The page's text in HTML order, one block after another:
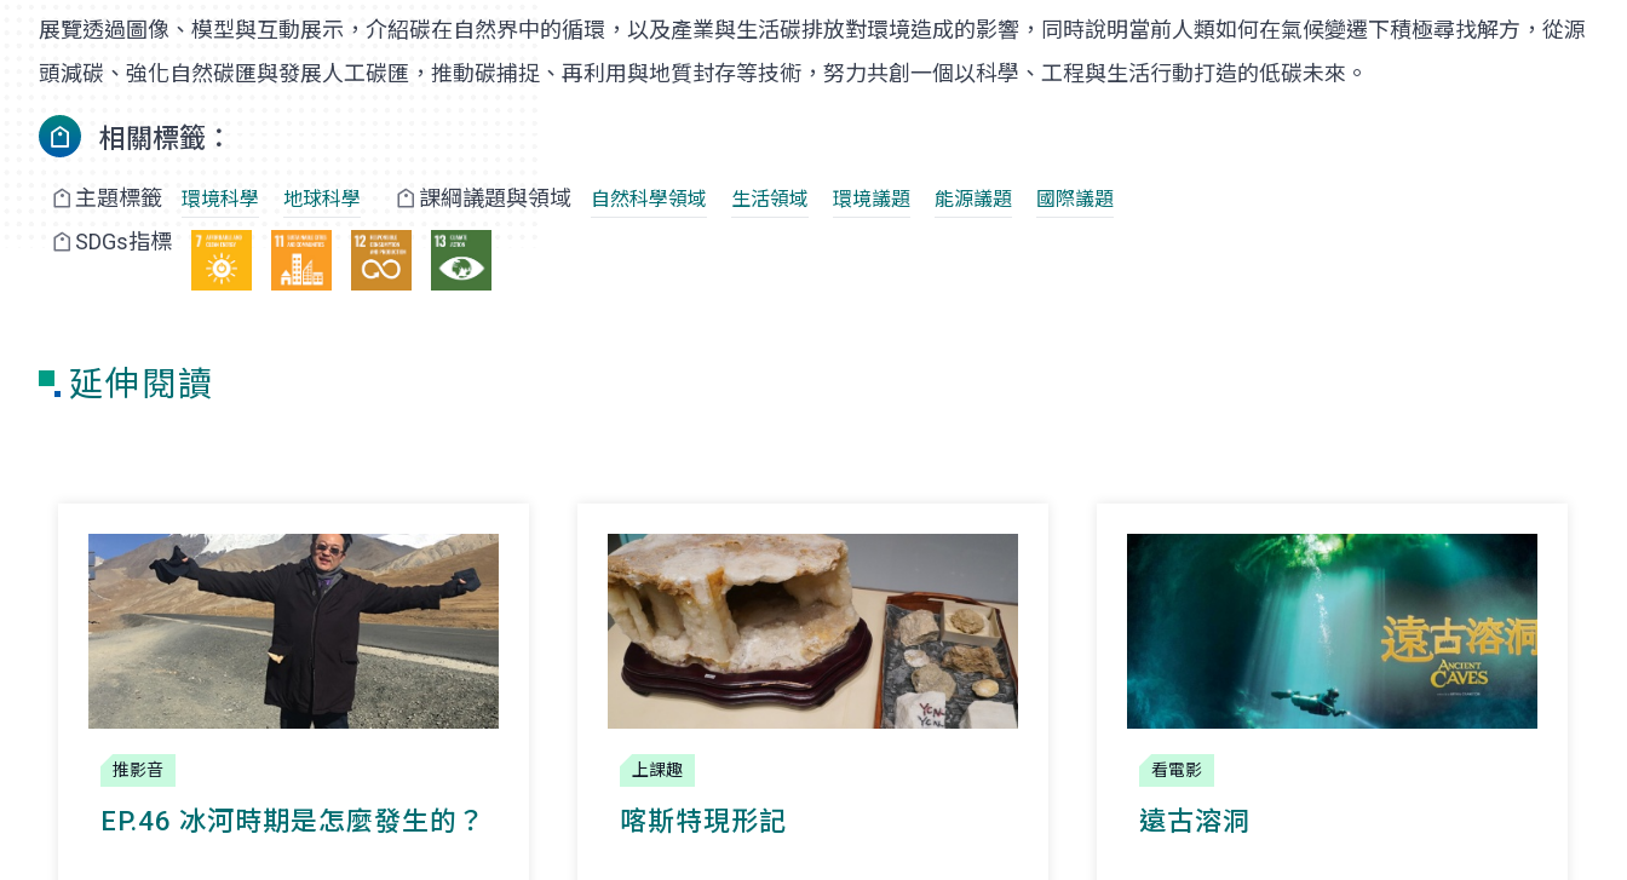
展覽透過圖像、模型與互動展示，介紹碳在自然界中的循環，以及產業與生活碳排放對環境造成的影響，同時說明當前人類如何在氣候變遷下積極尋找解方，從源
頭減碳、強化自然碳匯與發展人工碳匯，推動碳捕捉、再利用與地質封存等技術，努力共創一個以科學、工程與生活行動打造的低碳未來。
相關標籤：
主題標籤 環境科學 地球科學 課綱議題與領域 自然科學領域 生活領域 環境議題 能源議題 國際議題
SDGs指標
延伸閱讀
推影音
EP.46 冰河時期是怎麼發生的？
上課趣
喀斯特現形記
看電影
遠古溶洞